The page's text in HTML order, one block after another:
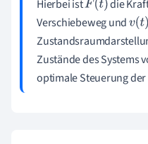
Hierbei istF(t) die
Verschiebeweg undv(t)
Zustände des Systems
optimale Steuerung